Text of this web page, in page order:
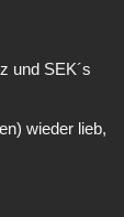
und SEK´s
wieder lieb,